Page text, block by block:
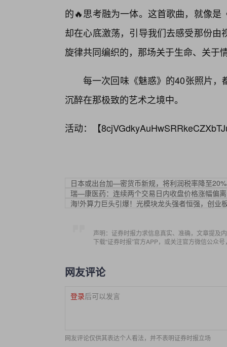
的🔥思考融为一体。这首歌曲，就像
却在心底激荡，引导我们去感受那份
旋律共同编织的，那场关于生命、关于
每一次回味《魅惑》的40张照片
沉醉在那极致的艺术之境中。
活动：【
日本或出台加—密货币新规，将利润税率降至20%
瑞—康医药：连续两个交易日内收盘价格涨幅偏
海!外算力巨头引爆！光模块龙头强者恒强，创
声明：证券时报力求信息真实、准确，文章提及
下载“证券时报”官方APP，或关注官方微信公众
网友评论
登录后可以发言
网友评论仅供其表达个人看法，并不表明证券时报立场